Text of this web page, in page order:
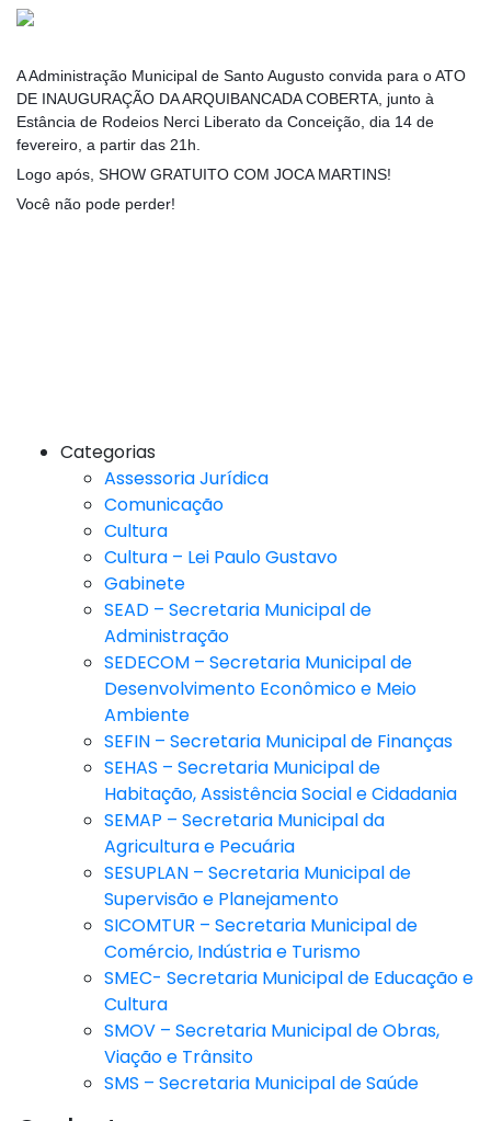
A Administração Municipal de Santo Augusto convida para o ATO
DE INAUGURAÇÃO DA ARQUIBANCADA COBERTA, junto à
Estância de Rodeios Nerci Liberato da Conceição, dia 14 de
fevereiro, a partir das 21h.
Logo após, SHOW GRATUITO COM JOCA MARTINS!
Você não pode perder!
Categorias
Assessoria Jurídica
Comunicação
Cultura
Cultura – Lei Paulo Gustavo
Gabinete
SEAD – Secretaria Municipal de
Administração
SEDECOM – Secretaria Municipal de
Desenvolvimento Econômico e Meio
Ambiente
SEFIN – Secretaria Municipal de Finanças
SEHAS – Secretaria Municipal de
Habitação, Assistência Social e Cidadania
SEMAP – Secretaria Municipal da
Agricultura e Pecuária
SESUPLAN – Secretaria Municipal de
Supervisão e Planejamento
SICOMTUR – Secretaria Municipal de
Comércio, Indústria e Turismo
SMEC- Secretaria Municipal de Educação e
Cultura
SMOV – Secretaria Municipal de Obras,
Viação e Trânsito
SMS – Secretaria Municipal de Saúde